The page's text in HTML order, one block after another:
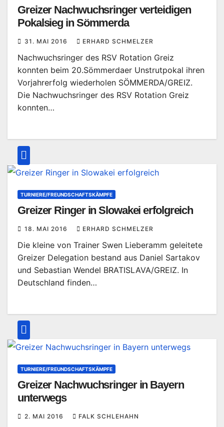
Greizer Nachwuchsringer verteidigen
Pokalsieg in Sömmerda
31. MAI 2016 ERHARD SCHMELZER
Nachwuchsringer des RSV Rotation Greiz
konnten beim 20.Sömmerdaer Unstrutpokal ihren
Vorjahrerfolg wiederholen SÖMMERDA/GREIZ.
Die Nachwuchsringer des RSV Rotation Greiz
konnten…
TURNIERE/FREUNDSCHAFTSKÄMPFE
Greizer Ringer in Slowakei erfolgreich
18. MAI 2016 ERHARD SCHMELZER
Die kleine von Trainer Swen Lieberamm geleitete
Greizer Delegation bestand aus Daniel Sartakov
und Sebastian Wendel BRATISLAVA/GREIZ. In
Deutschland finden…
TURNIERE/FREUNDSCHAFTSKÄMPFE
Greizer Nachwuchsringer in Bayern
unterwegs
2. MAI 2016 FALK SCHLEHAHN